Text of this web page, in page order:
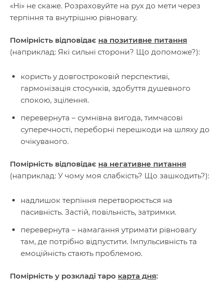
«Ні» не скаже. Розраховуйте на рух до мети через
терпіння та внутрішню рівновагу.
Помірність відповідає на позитивне питання
(наприклад: Які сильні сторони? Що допоможе?):
користь у довгостроковій перспективі,
гармонізація стосунків, здобуття душевного
спокою, зцілення.
перевернута – сумнівна вигода, тимчасові
суперечності, переборні перешкоди на шляху до
очікуваного.
Помірність відповідає на негативне питання
(наприклад: У чому моя слабкість? Що зашкодить?):
надлишок терпіння перетворюється на
пасивність. Застій, повільність, затримки.
перевернута – намагання утримати рівновагу
там, де потрібно відпустити. Імпульсивність та
емоційність стають проблемою.
Помірність у розкладі таро карта дня: